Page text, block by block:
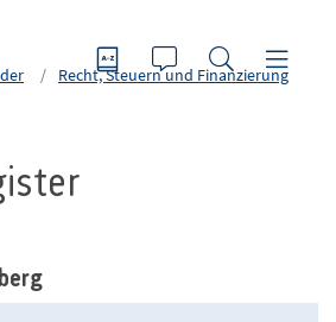
Recht, Steuern und Finanzierung